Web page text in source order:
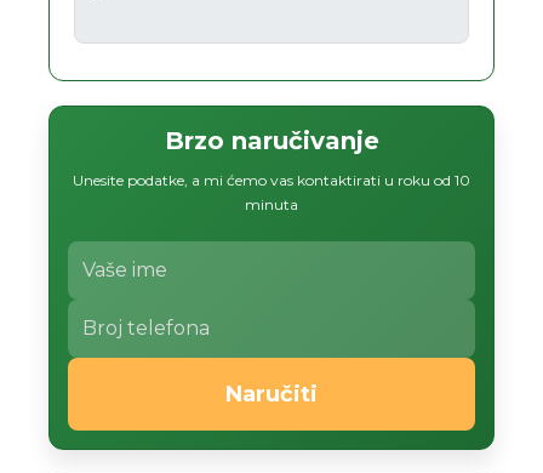
Brzo naručivanje
Unesite podatke, a mi ćemo vas kontaktirati u roku od 10
minuta
Naručiti